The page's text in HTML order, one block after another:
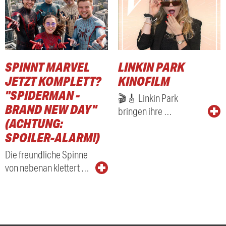
SPINNT MARVEL
JETZT KOMPLETT?
"SPIDERMAN -
BRAND NEW DAY"
(ACHTUNG:
SPOILER-ALARM!)
Die freundliche Spinne
von nebenan klettert …
LINKIN PARK
KINOFILM
🎬🎸 Linkin Park
bringen ihre …